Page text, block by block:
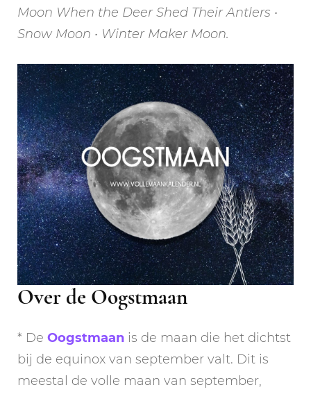
Moon When the Deer Shed Their Antlers •
Snow Moon • Winter Maker Moon.
Over de Oogstmaan
* De Oogstmaan is de maan die het dichtst
bij de equinox van september valt. Dit is
meestal de volle maan van september,